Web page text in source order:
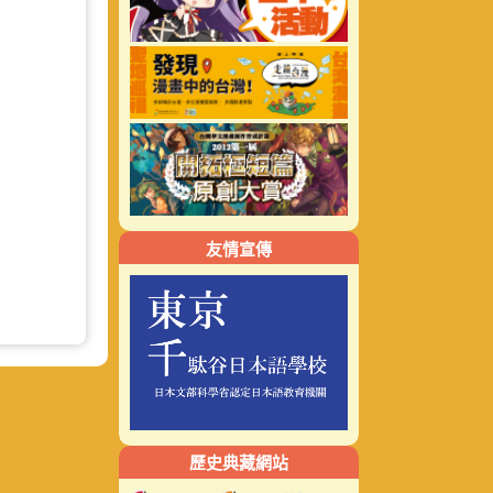
友情宣傳
歷史典藏網站